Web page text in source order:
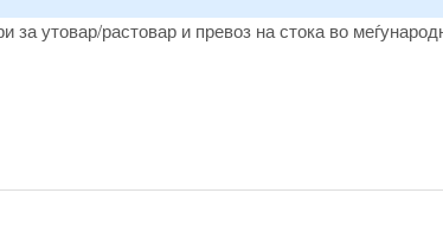
за утовар/растовар и превоз на стока во